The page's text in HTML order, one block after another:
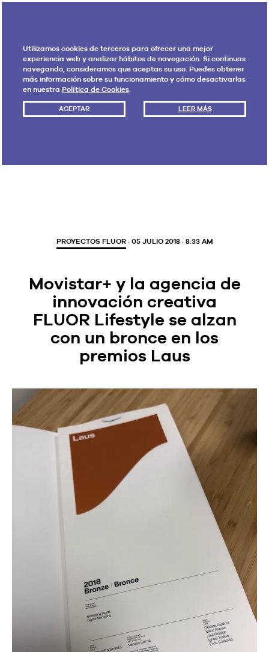
Utilizamos cookies de terceros para ofrecer una mejor
experiencia web y analizar hábitos de navegación. Si continuas
navegando, consideramos que aceptas su uso. Puedes obtener
más información sobre su funcionamiento y cómo desactivarlas
en nuestra Política de Cookies.
ACEPTAR LEER MÁS
PROYECTOS FLUOR· 05 JULIO 2018 · 8:33 AM
Movistar+ y la agencia de
innovación creativa
FLUOR Lifestyle se alzan
con un bronce en los
premios Laus